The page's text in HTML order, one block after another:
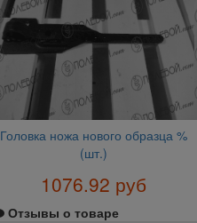
Головка ножа нового образца %
(шт.)
1076.92 руб
Отзывы о товаре